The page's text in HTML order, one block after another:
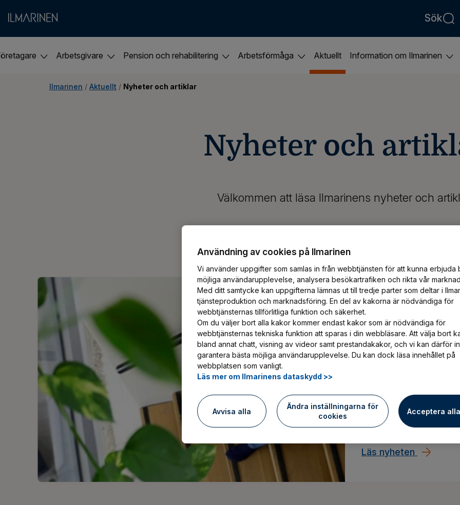
Sök
Arbetsgivare Pension och rehabilitering Arbetsförmåga Aktuellt Information om Ilmarinen
Ilmarinen / Aktuellt / Nyheter och artiklar
Nyheter och
Välkommen att läsa Ilmarinens nyheter och
Vanliga frågor
lagändringen
Artikkeli 23.11.2022
Vilka frågor har
sammanställt de
Sakkunnig i artikeln är
Hakkarainen.
Vanliga frågor från
Läs nyheten
Användning av cookies på Ilmarinen
Vi använder uppgifter som samlas in från webbtjänsten för att kunna erbjuda
möjliga användarupplevelse, analysera besökartrafiken och rikta vår
Med ditt samtycke kan uppgifterna lämnas ut till tredje parter som deltar i
tjänsteproduktion och marknadsföring. En del av kakorna är nödvändiga för
webbtjänsternas tillförlitliga funktion och säkerhet.
Om du väljer bort alla kakor kommer endast kakor som är nödvändiga för
webbtjänsternas tekniska funktion att sparas i din webbläsare. Att välja bort
bland annat chatt, visning av videor samt prestandakakor, och vi kan därför
garantera bästa möjliga användarupplevelse. Du kan dock läsa innehållet på
webbplatsen som vanligt.
Läs mer om Ilmarinens dataskydd >>
Avvisa alla
Ändra inställningarna för
cookies
Acceptera